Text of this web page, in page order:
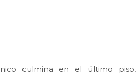
culmina en el último piso,